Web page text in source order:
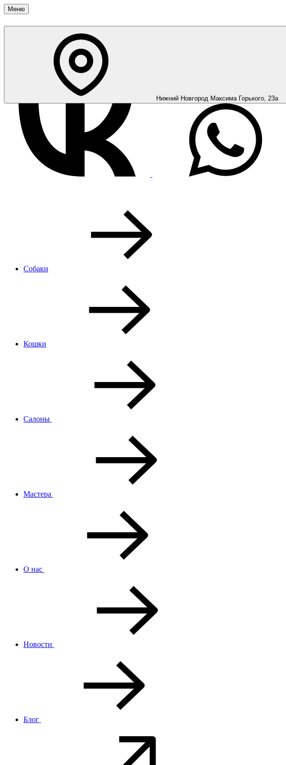
Меню
Нижний Новгород Максима Горького, 23а
Собаки
Кошки
Салоны
Мастера
О нас
Новости
Блог